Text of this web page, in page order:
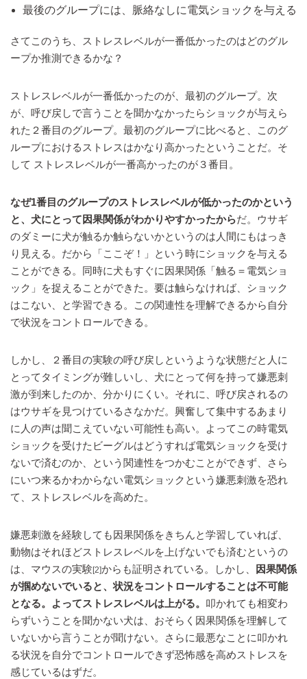
最後のグループには、脈絡なしに電気ショックを与える
さてこのうち、ストレスレベルが一番低かったのはどのグル
ープか推測できるかな？
ストレスレベルが一番低かったのが、最初のグループ。次
が、呼び戻しで言うことを聞かなかったらショックが与えら
れた２番目のグループ。最初のグループに比べると、このグ
ループにおけるストレスはかなり高かったということだ。そ
して ストレスレベルが一番高かったのが３番目。
なぜ1番目のグループのストレスレベルが低かったのかという
と、犬にとって因果関係がわかりやすかったからだ。ウサギ
のダミーに犬が触るか触らないかというのは人間にもはっき
り見える。だから「ここぞ！」という時にショックを与える
ことができる。同時に犬もすぐに因果関係「触る＝電気ショ
ック」を捉えることができた。要は触らなければ、ショック
はこない、と学習できる。この関連性を理解できるから自分
で状況をコントロールできる。
しかし、２番目の実験の呼び戻しというような状態だと人に
とってタイミングが難しいし、犬にとって何を持って嫌悪刺
激が到来したのか、分かりにくい。それに、呼び戻されるの
はウサギを見つけているさなかだ。興奮して集中するあまり
に人の声は聞こえていない可能性も高い。よってこの時電気
ショックを受けたビーグルはどうすれば電気ショックを受け
ないで済むのか、という関連性をつかむことができず、さら
にいつ来るかわからない電気ショックという嫌悪刺激を恐れ
て、ストレスレベルを高めた。
嫌悪刺激を経験しても因果関係をきちんと学習していれば、
動物はそれほどストレスレベルを上げないでも済むというの
は、マウスの実験 [2]からも証明されている。しかし、
因果関係
が掴めないでいると、状況をコントロールすることは不可能
となる。よってストレスレベルは上がる。 叩かれても相変わ
らずいうことを聞かない犬は、おそらく因果関係を理解して
いないから言うことが聞けない。さらに最悪なことに叩かれ
る状況を自分でコントロールできず恐怖感を高めストレスを
感じているはずだ。